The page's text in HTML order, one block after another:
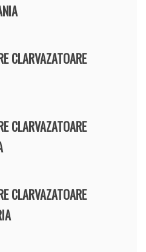
CLARVAZATOARE
CLARVAZATOARE
CLARVAZATOARE